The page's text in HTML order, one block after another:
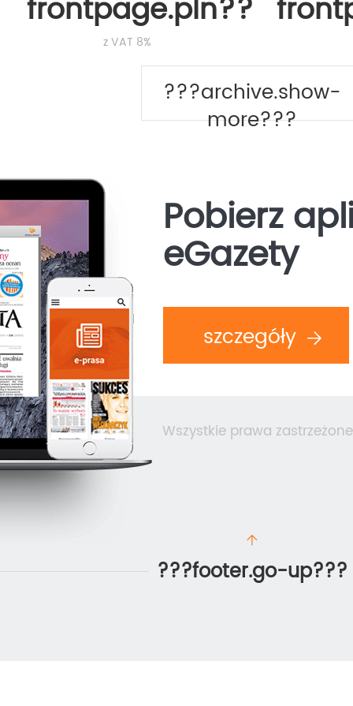
frontpage.pln???
z VAT 8%
???archive.show-
more???
Pobierz
eGazety
szczegóły
Wszystkie prawa
???footer.go-up???